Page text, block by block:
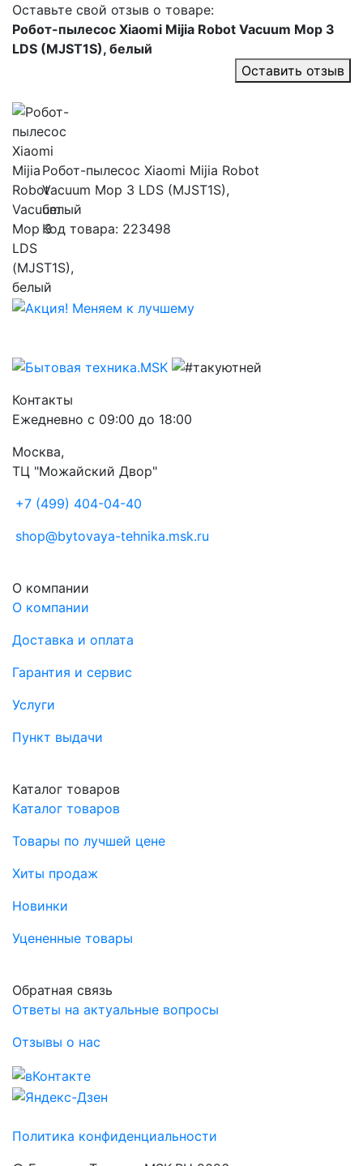
Оставьте свой отзыв о товаре:
Робот-пылесос Xiaomi Mijia Robot Vacuum Mop 3
LDS (MJST1S), белый
Оставить отзыв
Робот-пылесос Xiaomi Mijia Robot
Vacuum Mop 3 LDS (MJST1S),
белый
Код товара: 223498
Контакты
Ежедневно с 09:00 до 18:00
Москва,
ТЦ "Можайский Двор"
+7 (499) 404-04-40
shop@bytovaya-tehnika.msk.ru
О компании
О компании
Доставка и оплата
Гарантия и сервис
Услуги
Пункт выдачи
Каталог товаров
Каталог товаров
Товары по лучшей цене
Хиты продаж
Новинки
Уцененные товары
Обратная связь
Ответы на актуальные вопросы
Отзывы о нас
Политика конфиденциальности